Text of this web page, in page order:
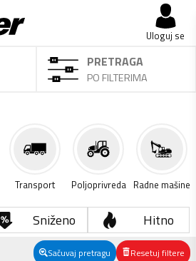
Uloguj se
PRETRAGA
PO FILTERIMA
Transport Poljoprivreda Radne mašine
Sniženo Hitno
Sačuvaj pretragu Resetuj filtere